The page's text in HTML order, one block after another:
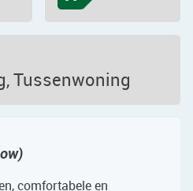
Tussenwoning
comfortabele en